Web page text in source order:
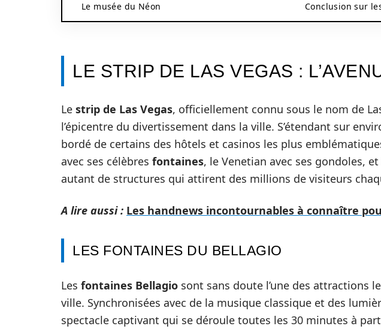
Le musée du Néon Conclusion sur
LE STRIP DE LAS VEGAS :
Le strip de Las Vegas, officiellement connu sous le nom de
l’épicentre du divertissement dans la ville. S’étendant sur
bordé de certains des hôtels et casinos les plus
avec ses célèbres fontaines, le Venetian avec ses gondoles,
autant de structures qui attirent des millions de visiteurs
A lire aussi : Les handnews incontournables à connaître
LES FONTAINES DU BELLAGIO
Les fontaines Bellagio sont sans doute l’une des attractions
ville. Synchronisées avec de la musique classique et des
spectacle captivant qui se déroule toutes les 30 minutes à